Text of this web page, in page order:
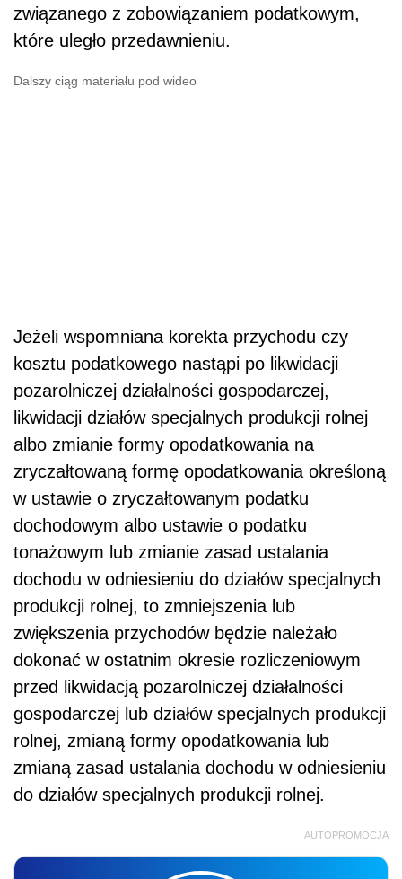
związanego z zobowiązaniem podatkowym,
które uległo przedawnieniu.
Dalszy ciąg materiału pod wideo
Jeżeli wspomniana korekta przychodu czy
kosztu podatkowego nastąpi po likwidacji
pozarolniczej działalności gospodarczej,
likwidacji działów specjalnych produkcji rolnej
albo zmianie formy opodatkowania na
zryczałtowaną formę opodatkowania określoną
w ustawie o zryczałtowanym podatku
dochodowym albo ustawie o podatku
tonażowym lub zmianie zasad ustalania
dochodu w odniesieniu do działów specjalnych
produkcji rolnej, to zmniejszenia lub
zwiększenia przychodów będzie należało
dokonać w ostatnim okresie rozliczeniowym
przed likwidacją pozarolniczej działalności
gospodarczej lub działów specjalnych produkcji
rolnej, zmianą formy opodatkowania lub
zmianą zasad ustalania dochodu w odniesieniu
do działów specjalnych produkcji rolnej.
AUTOPROMOCJA